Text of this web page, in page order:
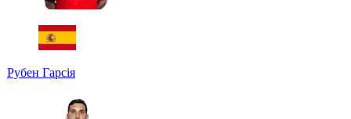
Рубен Гарсія